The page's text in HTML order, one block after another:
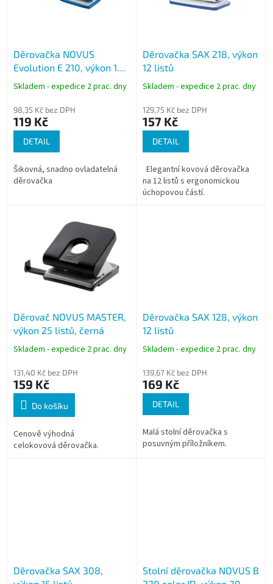
Děrovačka NOVUS
Evolution E 210, výkon 10
listů
Skladem - expedice 2 prac. dny
98,35 Kč bez DPH
119 Kč
DETAIL
Šikovná, snadno ovladatelná
děrovačka
Děrovačka SAX 218, výkon
12 listů
Skladem - expedice 2 prac. dny
129,75 Kč bez DPH
157 Kč
DETAIL
Elegantní kovová děrovačka
na 12 listů s ergonomickou
úchopovou částí.
Děrovač NOVUS MASTER,
výkon 25 listů, černá
Skladem - expedice 2 prac. dny
131,40 Kč bez DPH
159 Kč
Do košíku
Cenově výhodná
celokovová děrovačka.
Děrovačka SAX 128, výkon
12 listů
Skladem - expedice 2 prac. dny
139,67 Kč bez DPH
169 Kč
DETAIL
Malá stolní děrovačka s
posuvným příložníkem.
Děrovačka SAX 308,
Stolní děrovačka NOVUS B